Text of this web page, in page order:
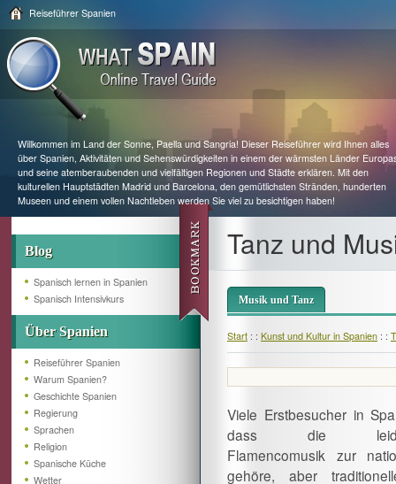
Reiseführer Spanien
Willkommen im Land der Sonne, Paella und Sangria! Dieser Reiseführer wird Ihnen alles
über Spanien, Aktivitäten und Sehenswürdigkeiten in einem der wärmsten Länder
und seine atemberaubenden und vielfältigen Regionen und Städte erklären. Mit den
kulturellen Hauptstädten Madrid und Barcelona, den gemütlichsten Stränden, hunderten
Museen und einem vollen Nachtleben werden Sie viel zu besichtigen haben!
Blog
Spanisch lernen in Spanien
Spanisch Intensivkurs
Über Spanien
Reiseführer Spanien
Warum Spanien?
Geschichte Spanien
Regierung
Sprachen
Religion
Spanische Küche
Wetter
Tanz und
Musik und Tanz
Start : : Kunst und Kultur in Spanien : :
Viele Erstbesucher in
dass die
Flamencomusik zur
gehöre, aber